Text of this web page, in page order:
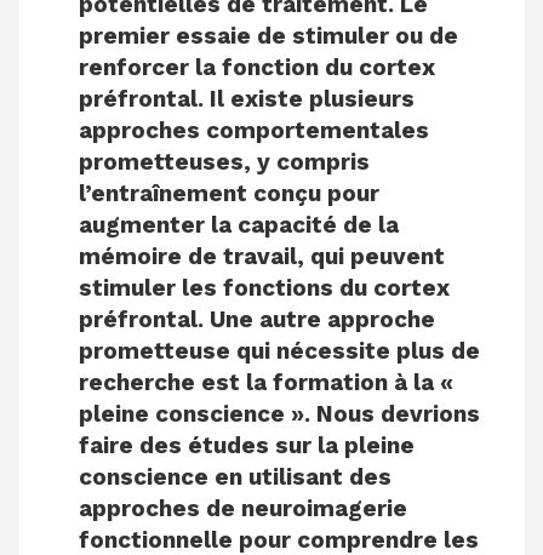
premier essaie de stimuler ou de
renforcer la fonction du cortex
préfrontal. Il existe plusieurs
approches comportementales
prometteuses, y compris
l’entraînement conçu pour
augmenter la capacité de la
mémoire de travail, qui peuvent
stimuler les fonctions du cortex
préfrontal. Une autre approche
prometteuse qui nécessite plus de
recherche est la formation à la «
pleine conscience ». Nous devrions
faire des études sur la pleine
conscience en utilisant des
approches de neuroimagerie
fonctionnelle pour comprendre les